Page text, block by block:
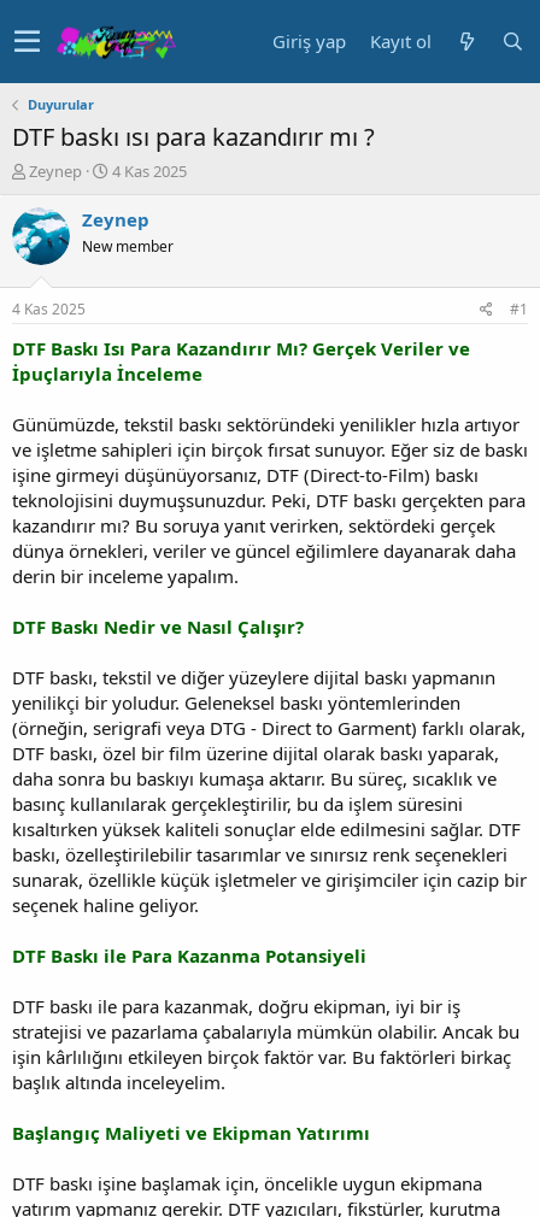
Giriş yap Kayıt ol
Duyurular
DTF baskı ısı para kazandırır mı ?
K
n
u
y
b
a
ş
a
a
n
Zeynep
B
ş
a
ç
a
i
h
i
4 Kas 2025
Zeynep
New member
4 Kas 2025 #1
DTF Baskı Isı Para Kazandırır Mı? Gerçek Veriler ve
İpuçlarıyla İnceleme
Günümüzde, tekstil baskı sektöründeki yenilikler hızla artıyor
ve işletme sahipleri için birçok fırsat sunuyor. Eğer siz de baskı
işine girmeyi düşünüyorsanız, DTF (Direct-to-Film) baskı
teknolojisini duymuşsunuzdur. Peki, DTF baskı gerçekten para
kazandırır mı? Bu soruya yanıt verirken, sektördeki gerçek
dünya örnekleri, veriler ve güncel eğilimlere dayanarak daha
derin bir inceleme yapalım.
DTF Baskı Nedir ve Nasıl Çalışır?
DTF baskı, tekstil ve diğer yüzeylere dijital baskı yapmanın
yenilikçi bir yoludur. Geleneksel baskı yöntemlerinden
(örneğin, serigrafi veya DTG - Direct to Garment) farklı olarak,
DTF baskı, özel bir film üzerine dijital olarak baskı yaparak,
daha sonra bu baskıyı kumaşa aktarır. Bu süreç, sıcaklık ve
basınç kullanılarak gerçekleştirilir, bu da işlem süresini
kısaltırken yüksek kaliteli sonuçlar elde edilmesini sağlar. DTF
baskı, özelleştirilebilir tasarımlar ve sınırsız renk seçenekleri
sunarak, özellikle küçük işletmeler ve girişimciler için cazip bir
seçenek haline geliyor.
DTF Baskı ile Para Kazanma Potansiyeli
DTF baskı ile para kazanmak, doğru ekipman, iyi bir iş
stratejisi ve pazarlama çabalarıyla mümkün olabilir. Ancak bu
işin kârlılığını etkileyen birçok faktör var. Bu faktörleri birkaç
başlık altında inceleyelim.
Başlangıç Maliyeti ve Ekipman Yatırımı
DTF baskı işine başlamak için, öncelikle uygun ekipmana
yatırım yapmanız gerekir. DTF yazıcıları, fikstürler, kurutma